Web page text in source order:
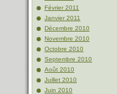
Février 2011
Janvier 2011
Décembre 2010
Novembre 2010
Octobre 2010
Septembre 2010
Août 2010
Juillet 2010
Juin 2010